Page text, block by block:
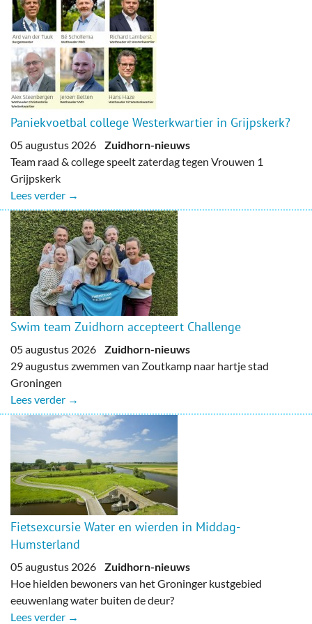
Paniekvoetbal college Westerkwartier in Grijpskerk?
05 augustus 2026 Zuidhorn-nieuws
Team raad & college speelt zaterdag tegen Vrouwen 1
Grijpskerk
Lees verder →
Swim team Zuidhorn accepteert Challenge
05 augustus 2026 Zuidhorn-nieuws
29 augustus zwemmen van Zoutkamp naar hartje stad
Groningen
Lees verder →
Fietsexcursie Water en wierden in Middag-
Humsterland
05 augustus 2026 Zuidhorn-nieuws
Hoe hielden bewoners van het Groninger kustgebied
eeuwenlang water buiten de deur?
Lees verder →